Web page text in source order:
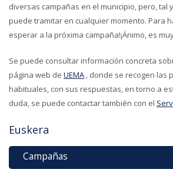
diversas campañas en el municipio, pero, tal
puede tramitar en cualquier momento. Para
esperar a la próxima campaña!¡Ánimo, es
Se puede consultar información concreta
página web de UEMA , donde se recogen las
habituales, con sus respuestas, en torno a
duda, se puede contactar también con el
Euskera
Campañas